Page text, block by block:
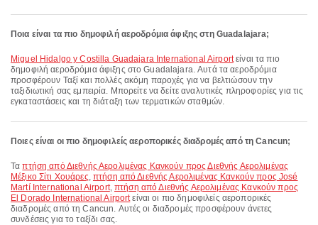
Ποια είναι τα πιο δημοφιλή αεροδρόμια άφιξης στη Guadalajara;
Miguel Hidalgo y Costilla Guadajara International Airportείναι τα πιο
δημοφιλή αεροδρόμια άφιξης στο Guadalajara. Αυτά τα αεροδρόμια
προσφέρουν Ταξί και πολλές ακόμη παροχές για να βελτιώσουν την
ταξιδιωτική σας εμπειρία. Μπορείτε να δείτε αναλυτικές πληροφορίες για τις
εγκαταστάσεις και τη διάταξη των τερματικών σταθμών.
Ποιες είναι οι πιο δημοφιλείς αεροπορικές διαδρομές από τη Cancun;
Ταπτήση από Διεθνής Αερολιμένας Κανκούν προς Διεθνής Αερολιμένας
Μέξικο Σίτι Χουάρες, πτήση από Διεθνής Αερολιμένας Κανκούν προς José
Martí International Airport,πτήση από Διεθνής Αερολιμένας Κανκούν προς
El Dorado International Airportείναι οι πιο δημοφιλείς αεροπορικές
διαδρομές από τη Cancun. Αυτές οι διαδρομές προσφέρουν άνετες
συνδέσεις για το ταξίδι σας.